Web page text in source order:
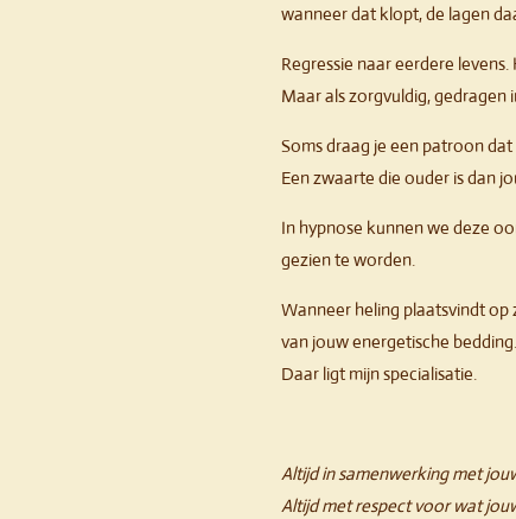
wanneer dat klopt, de lagen
Regressie naar eerdere
Maar als zorgvuldig, gedragen
Soms draag je een patroon
Een zwaarte die ouder is dan
In hypnose kunnen we deze
gezien te worden.
Wanneer heling plaatsvindt op
van jouw energetische
Daar ligt mijn specialisatie.
Altijd in samenwerking met
Altijd met respect voor wat